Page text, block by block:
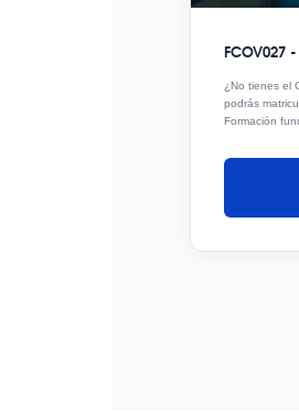
FCOV027
¿No tienes el
podrás
Formación